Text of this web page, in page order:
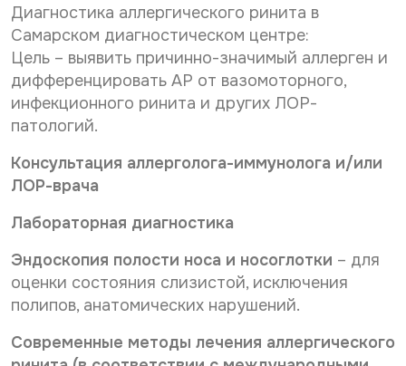
Диагностика аллергического ринита в
Самарском диагностическом центре:
Цель – выявить причинно-значимый аллерген и
дифференцировать АР от вазомоторного,
инфекционного ринита и других ЛОР-
патологий.
Консультация аллерголога-иммунолога и/или
ЛОР-врача
Лабораторная диагностика
Эндоскопия полости носа и носоглотки – для
оценки состояния слизистой, исключения
полипов, анатомических нарушений.
Современные методы лечения аллергического